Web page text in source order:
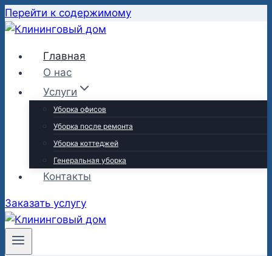
Перейти к содержимому
Главная
О нас
Услуги
Уборка офисов
Уборка после ремонта
Уборка коттеджей
Генеральная уборка
Контакты
Заказать услугу